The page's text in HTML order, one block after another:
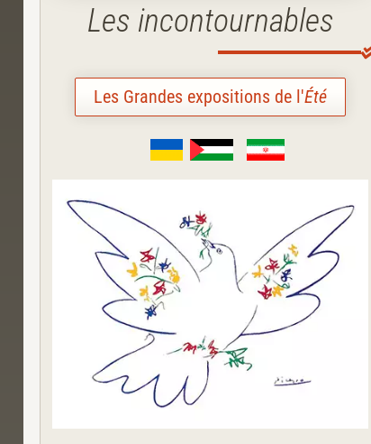
Les incontournables
Les Grandes expositions de l'Été